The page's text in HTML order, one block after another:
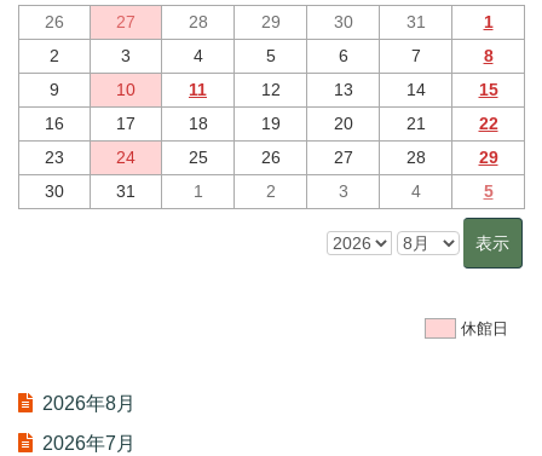
26 27 28 29 30 31
1
2
3 4 5 6 7
8
9
10 11 12 13 14
15
16
17 18 19 20 21
22
23
24 25 26 27 28
29
30
31 1 2 3 4 5
休館日
2026年8月
2026年7月